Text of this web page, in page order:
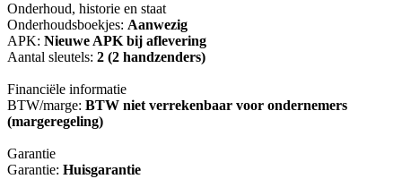
Onderhoud, historie en staat
Onderhoudsboekjes: Aanwezig
APK: Nieuwe APK bij aflevering
Aantal sleutels: 2 (2 handzenders)
Financiële informatie
BTW/marge: BTW niet verrekenbaar voor ondernemers
(margeregeling)
Garantie
Garantie: Huisgarantie